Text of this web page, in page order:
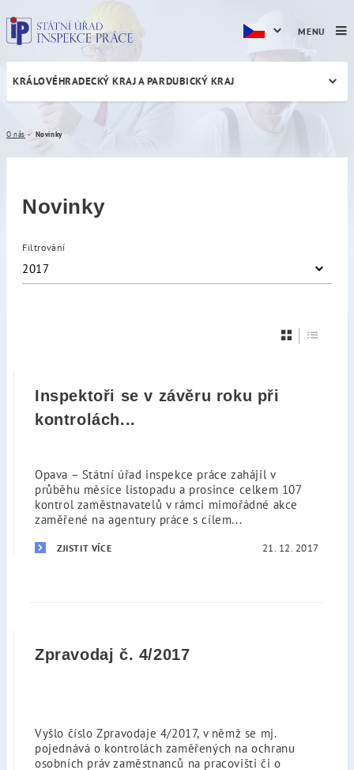
Novinky
KRÁLOVÉHRADECKÝ KRAJ A PARDUBICKÝ KRAJ
O nás Novinky
Novinky
Filtrování
2017
Inspektoři se v závěru roku při
kontrolách...
Opava – Státní úřad inspekce práce zahájil v
průběhu měsíce listopadu a prosince celkem 107
kontrol zaměstnavatelů v rámci mimořádné akce
zaměřené na agentury práce s cílem...
ZJISTIT VÍCE 21. 12. 2017
Zpravodaj č. 4/2017
Vyšlo číslo Zpravodaje 4/2017, v němž se mj.
pojednává o kontrolách zaměřených na ochranu
osobních práv zaměstnanců na pracovišti či o
MENU